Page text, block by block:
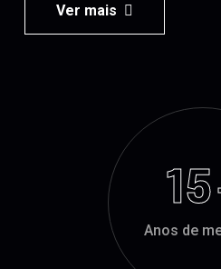
Ver mais
15
Anos de